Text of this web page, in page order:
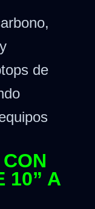
de
10” A